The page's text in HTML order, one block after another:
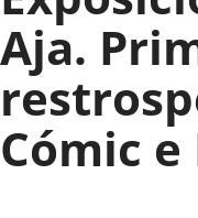
Aja.
Cómic